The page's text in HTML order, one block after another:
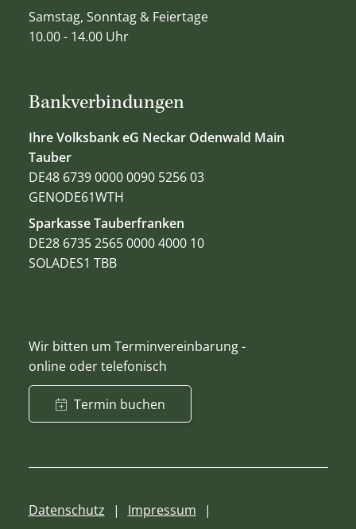
Bankverbindungen
Ihre Volksbank eG Neckar Odenwald Main
Tauber
DE48 6739 0000 0090 5256 03
GENODE61WTH
Sparkasse Tauberfranken
DE28 6735 2565 0000 4000 10
SOLADES1 TBB
Wir bitten um Terminvereinbarung -
online oder telefonisch
Termin buchen
Samstag, Sonntag & Feiertage
10.00 - 14.00 Uhr
Datenschutz Impressum